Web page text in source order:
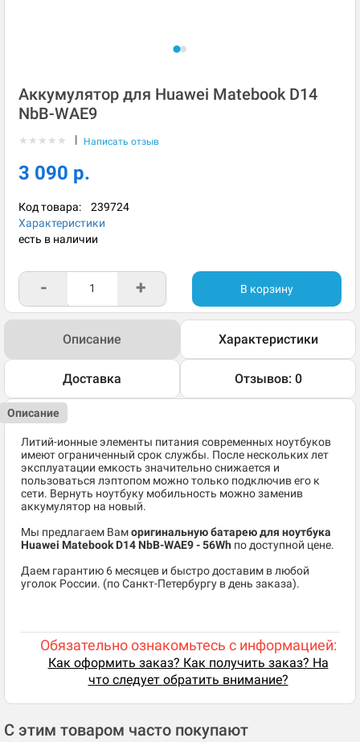
Аккумулятор для Huawei Matebook D14
NbB-WAE9
★ ★ ★ ★ ★ | Написать отзыв
3 090 р.
Код товара: 239724
Характеристики
есть в наличии
- + В корзину
Описание Характеристики
Доставка Отзывов: 0
Описание
Литий-ионные элементы питания современных ноутбуков
имеют ограниченный срок службы. После нескольких лет
эксплуатации емкость значительно снижается и
пользоваться лэптопом можно только подключив его к
сети. Вернуть ноутбуку мобильность можно заменив
аккумулятор на новый.
Мы предлагаем Ваморигинальную батарею для ноутбука
Huawei Matebook D14 NbB-WAE9 - 56Wh по доступной цене.
Даем гарантию 6 месяцев и быстро доставим в любой
уголок России. (по Санкт-Петербургу в день заказа).
Обязательно ознакомьтесь с информацией:
Как оформить заказ? Как получить заказ? На
что следует обратить внимание?
С этим товаром часто покупают